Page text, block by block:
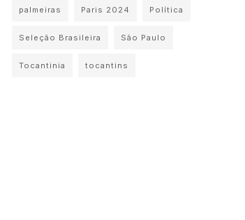
palmeiras Paris 2024 Política
Seleção Brasileira São Paulo
Tocantinia tocantins